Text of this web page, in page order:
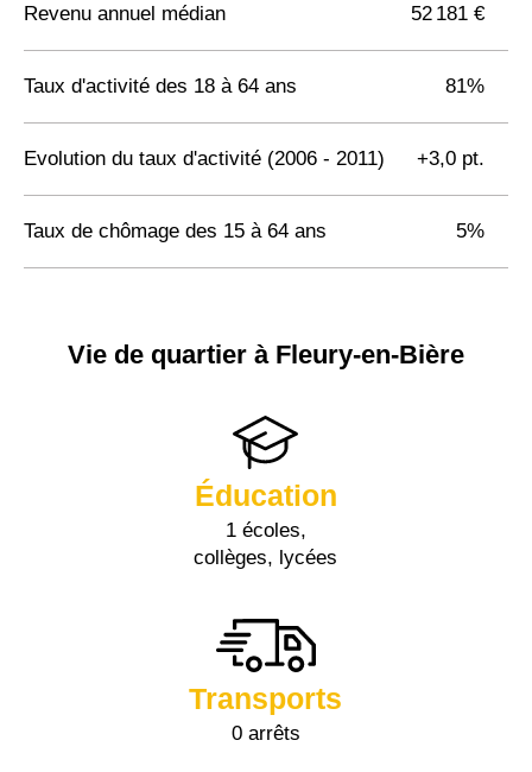
Revenu annuel médian 52 181 €
Taux d'activité des 18 à 64 ans 81%
Evolution du taux d'activité (2006 - 2011) +3,0 pt.
Taux de chômage des 15 à 64 ans 5%
Vie de quartier à Fleury-en-Bière
Éducation
1 écoles,
collèges, lycées
Transports
0 arrêts